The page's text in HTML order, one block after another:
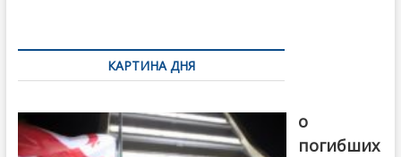
по
записямКАРТИНА ДНЯ
о
погибших